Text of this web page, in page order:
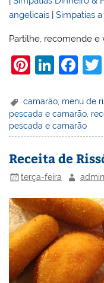
angelicais |Simpatias
Partilhe, recomende e
Pi
er
e
st
Li
k
e
dI
n
F
c
e
b
o
o
k
camarão menu de
pescada e camarão
pescada e camarão
Receita de
terça-feira admin